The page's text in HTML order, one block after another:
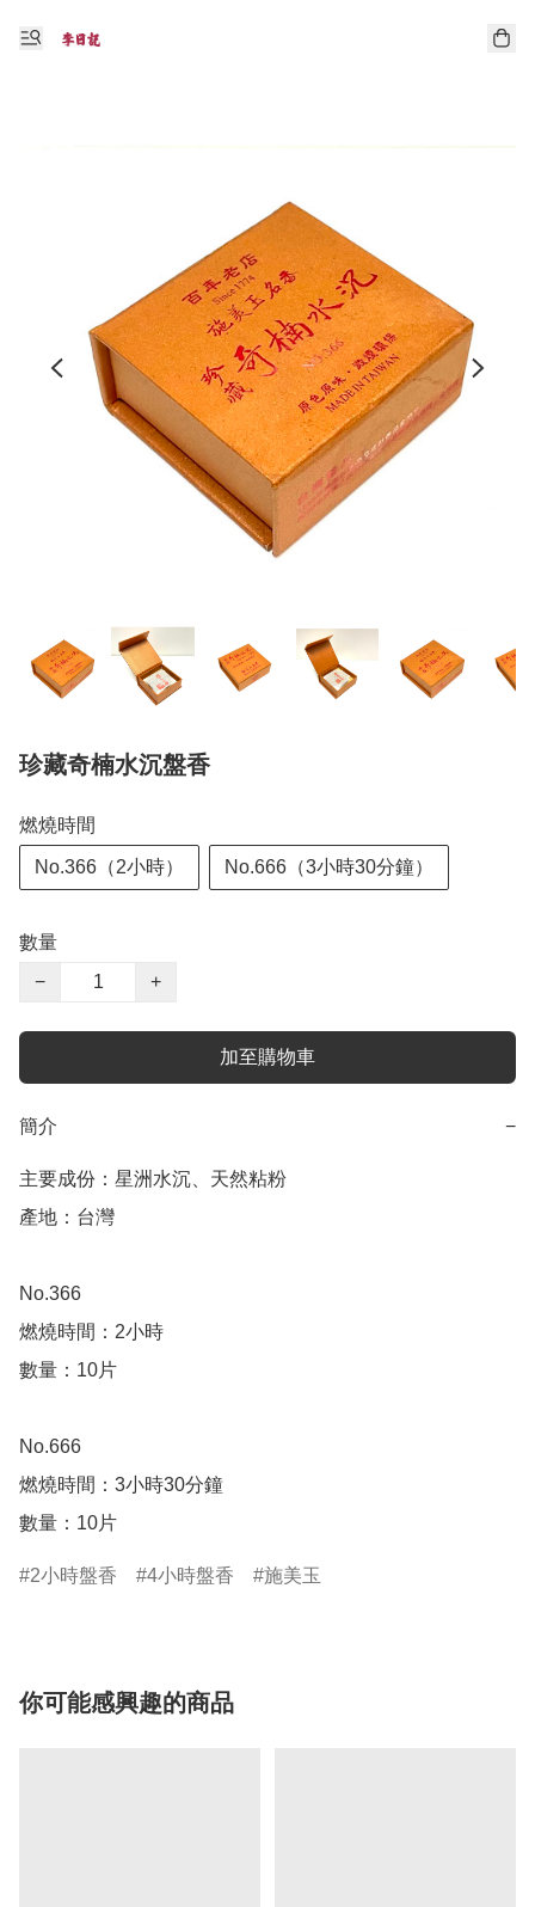
珍藏奇楠水沉盤香
燃燒時間
No.366（2小時） No.666（3小時30分鐘）
數量
−
+
加至購物車
簡介 −
主要成份：星洲水沉、天然粘粉
產地：台灣
No.366
燃燒時間：2小時
數量：10片
No.666
燃燒時間：3小時30分鐘
數量：10片
2小時盤香 4小時盤香 施美玉
你可能感興趣的商品